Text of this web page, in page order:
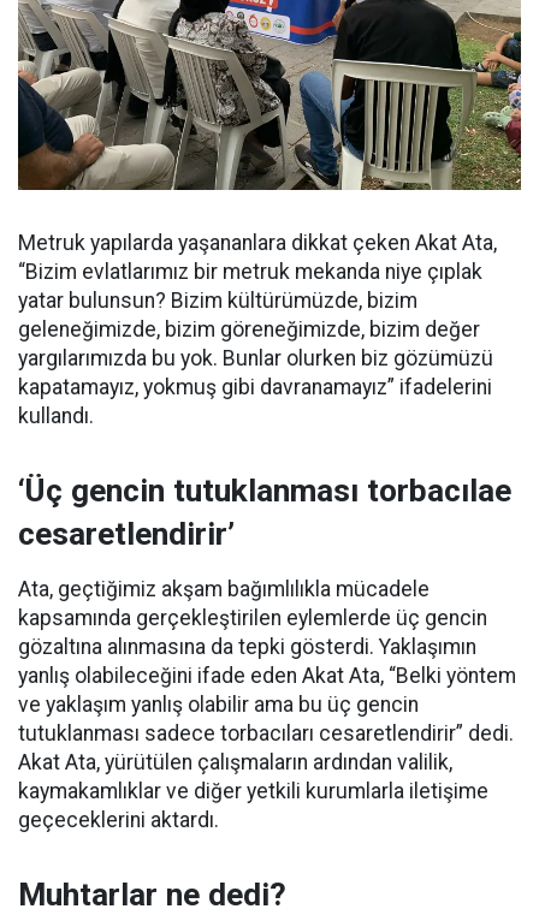
Metruk yapılarda yaşananlara dikkat çeken Akat Ata,
“Bizim evlatlarımız bir metruk mekanda niye çıplak
yatar bulunsun? Bizim kültürümüzde, bizim
geleneğimizde, bizim göreneğimizde, bizim değer
yargılarımızda bu yok. Bunlar olurken biz gözümüzü
kapatamayız, yokmuş gibi davranamayız” ifadelerini
kullandı.
‘Üç gencin tutuklanması torbacılae
cesaretlendirir’
Ata, geçtiğimiz akşam bağımlılıkla mücadele
kapsamında gerçekleştirilen eylemlerde üç gencin
gözaltına alınmasına da tepki gösterdi. Yaklaşımın
yanlış olabileceğini ifade eden Akat Ata, “Belki yöntem
ve yaklaşım yanlış olabilir ama bu üç gencin
tutuklanması sadece torbacıları cesaretlendirir” dedi.
Akat Ata, yürütülen çalışmaların ardından valilik,
kaymakamlıklar ve diğer yetkili kurumlarla iletişime
geçeceklerini aktardı.
Muhtarlar ne dedi?